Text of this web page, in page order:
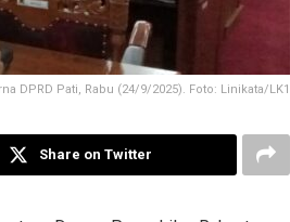
DPRD Pati, Rabu (24/9/2025). Foto: Linikata/LK1
Share on Twitter